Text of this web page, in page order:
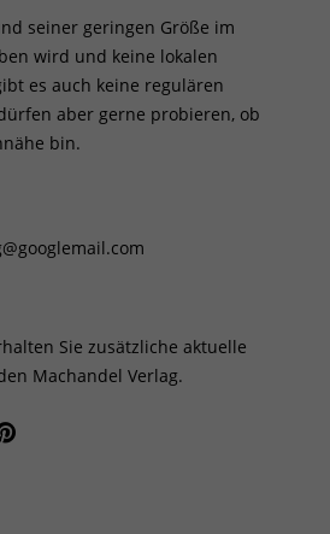
seiner geringen Größe im
wird und keine lokalen
es auch keine regulären
aber gerne probieren, ob
bin.
Sie zusätzliche aktuelle
Machandel Verlag.